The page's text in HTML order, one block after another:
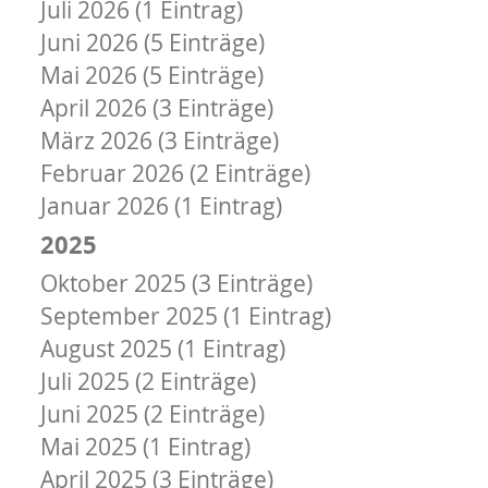
Juli 2026 (1 Eintrag)
Juni 2026 (5 Einträge)
Mai 2026 (5 Einträge)
April 2026 (3 Einträge)
März 2026 (3 Einträge)
Februar 2026 (2 Einträge)
Januar 2026 (1 Eintrag)
2025
Oktober 2025 (3 Einträge)
September 2025 (1 Eintrag)
August 2025 (1 Eintrag)
Juli 2025 (2 Einträge)
Juni 2025 (2 Einträge)
Mai 2025 (1 Eintrag)
April 2025 (3 Einträge)